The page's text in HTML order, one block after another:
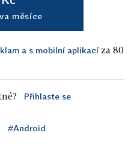
měsíce
a s mobilní aplikací za 80
Přihlaste se
#Android